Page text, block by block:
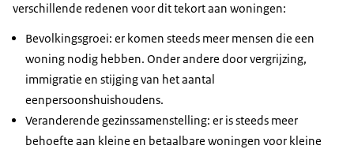
verschillende redenen voor dit tekort aan woningen:
Bevolkingsgroei: er komen steeds meer mensen die een
woning nodig hebben. Onder andere door vergrijzing,
immigratie en stijging van het aantal
eenpersoonshuishoudens.
Veranderende gezinssamenstelling: er is steeds meer
behoefte aan kleine en betaalbare woningen voor kleine